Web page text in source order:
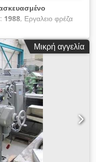
1988, Εργαλειο φρέζα
FP 3 L Active Έτος
βαμμένο, RAL7035
Dsdoh Rv U Ejpfx
2302-2319
κεφαλής
αποδοχή με
οθόνη 3 αξόνων
χρήσης 1000 x 520
κεφαλή
x 2 - Κεντρική
χρήσης -
δίσκο
Μικρή αγγελία